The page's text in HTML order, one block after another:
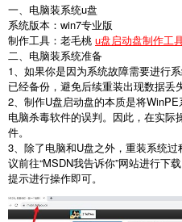
一、电脑装系统u盘
系统版本：win7专业版
制作工具：老毛桃 u盘启动盘制作工
二、电脑装系统准备
1
、如果你是因为系统故障需要进行
已经备份，避免后续重装出现数据丢失
2 、制作U盘启动盘的本质是将WinPE
电脑杀毒软件的误判。因此，在实
件。
3 、除了电脑和U盘之外，重装系统
议前往“MSDN我告诉你”网站进行下
提示进行操作即可。